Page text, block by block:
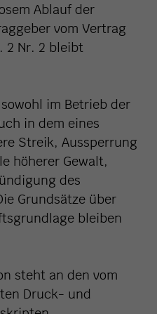
Ablauf der
vom Vertrag
2 Nr. 2 bleibt
im Betrieb der
in dem eines
Streik, Aussperrung
höherer Gewalt,
des
Grundsätze über
bleiben
steht an den vom
Druck- und